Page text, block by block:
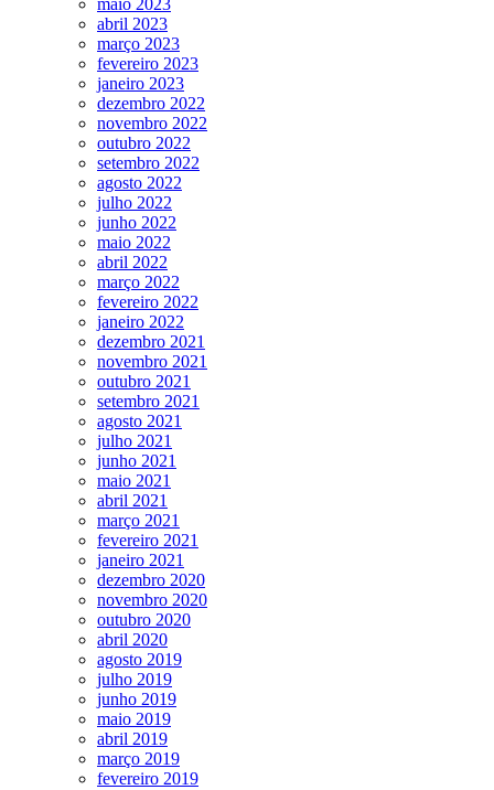
maio 2023
abril 2023
março 2023
fevereiro 2023
janeiro 2023
dezembro 2022
novembro 2022
outubro 2022
setembro 2022
agosto 2022
julho 2022
junho 2022
maio 2022
abril 2022
março 2022
fevereiro 2022
janeiro 2022
dezembro 2021
novembro 2021
outubro 2021
setembro 2021
agosto 2021
julho 2021
junho 2021
maio 2021
abril 2021
março 2021
fevereiro 2021
janeiro 2021
dezembro 2020
novembro 2020
outubro 2020
abril 2020
agosto 2019
julho 2019
junho 2019
maio 2019
abril 2019
março 2019
fevereiro 2019